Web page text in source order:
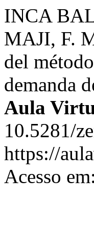
INCA
MAJI, F.
del
demanda
Aula
10.5281/
https://
Acesso